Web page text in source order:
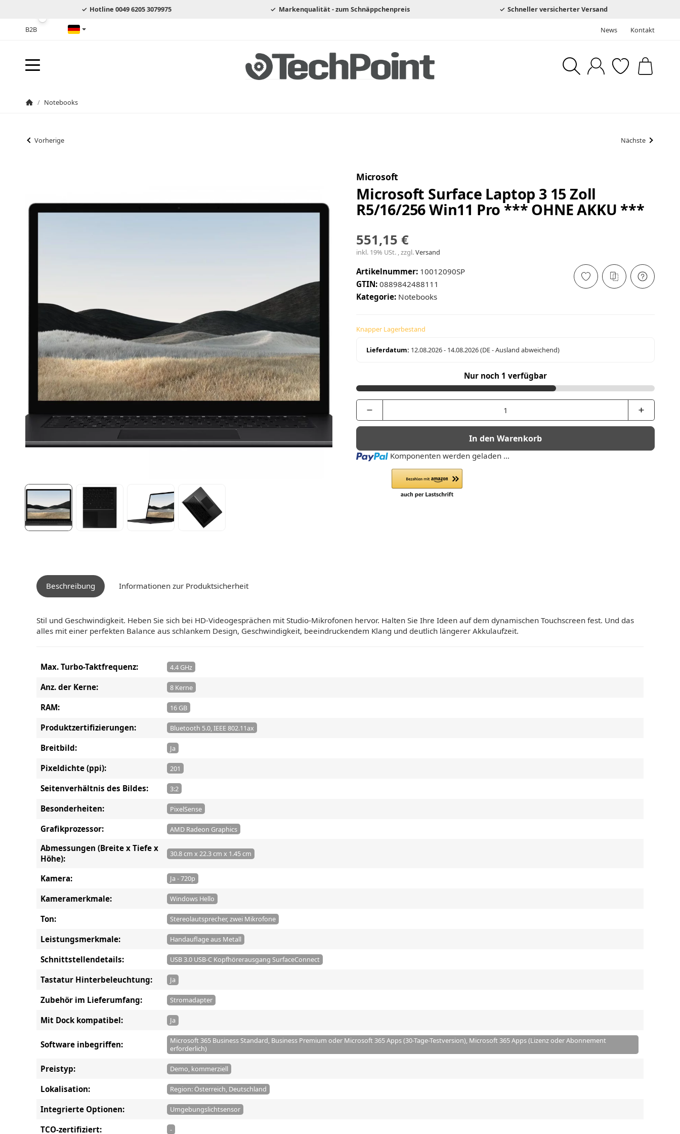
Hotline 0049 6205 3079975 Markenqualität - zum Schnäppchenpreis Schneller versicherter Versand
B2B Deutsch News Kontakt
/ Notebooks
Vorherige Nächste
Microsoft
Microsoft Surface Laptop 3 15 Zoll
R5/16/256 Win11 Pro *** OHNE AKKU ***
551,15 €
inkl. 19% USt. , zzgl.Versand
Artikelnummer: 10012090SP
GTIN: 0889842488111
Kategorie: Notebooks
Knapper Lagerbestand
Lieferdatum: 12.08.2026 - 14.08.2026(DE - Ausland abweichend)
Nur noch 1 verfügbar
In den Warenkorb
Loading... Komponenten werden geladen ...
Beschreibung Informationen zur Produktsicherheit
Stil und Geschwindigkeit. Heben Sie sich bei HD-Videogesprächen mit Studio-Mikrofonen hervor. Halten Sie Ihre Ideen auf dem dynamischen Touchscreen fest. Und das
alles mit einer perfekten Balance aus schlankem Design, Geschwindigkeit, beeindruckendem Klang und deutlich längerer Akkulaufzeit.
Max. Turbo-Taktfrequenz: 4.4 GHz
Anz. der Kerne: 8 Kerne
RAM: 16 GB
Produktzertifizierungen: Bluetooth 5.0, IEEE 802.11ax
Breitbild: Ja
Pixeldichte (ppi): 201
Seitenverhältnis des Bildes: 3:2
Besonderheiten: PixelSense
Grafikprozessor: AMD Radeon Graphics
Abmessungen (Breite x Tiefe x
Höhe):
30.8 cm x 22.3 cm x 1.45 cm
Kamera: Ja - 720p
Kameramerkmale: Windows Hello
Ton: Stereolautsprecher, zwei Mikrofone
Leistungsmerkmale: Handauflage aus Metall
Schnittstellendetails: USB 3.0 USB-C Kopfhörerausgang SurfaceConnect
Tastatur Hinterbeleuchtung: Ja
Zubehör im Lieferumfang: Stromadapter
Mit Dock kompatibel: Ja
Software inbegriffen:
Microsoft 365 Business Standard, Business Premium oder Microsoft 365 Apps (30-Tage-Testversion), Microsoft 365 Apps (Lizenz oder Abonnement
erforderlich)
Preistyp: Demo, kommerziell
Lokalisation: Region: Österreich, Deutschland
Integrierte Optionen: Umgebungslichtsensor
TCO-zertifiziert: -